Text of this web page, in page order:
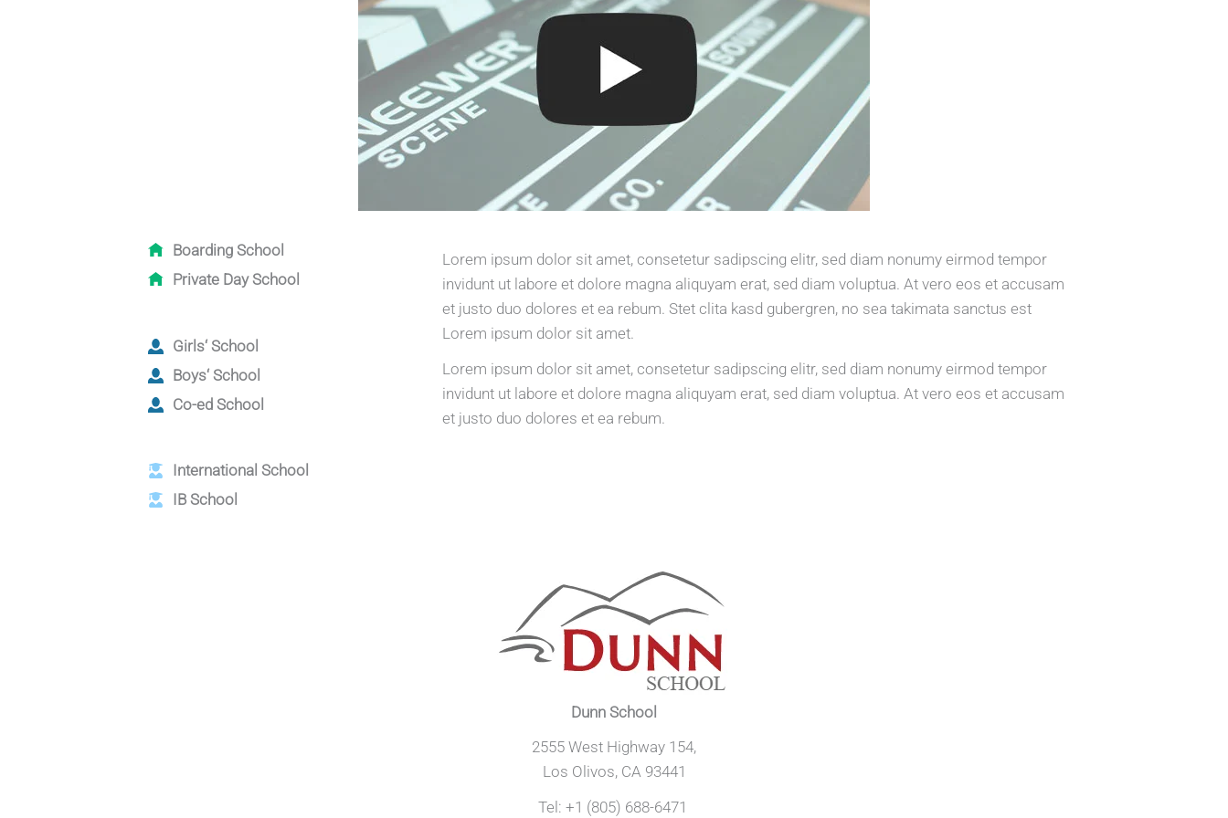
Boarding School
Private Day School
Girls‘ School
Boys‘ School
Co-ed School
International School
IB School
Lorem ipsum dolor sit amet, consetetur sadipscing elitr, sed diam nonumy eirmod tempor
invidunt ut labore et dolore magna aliquyam erat, sed diam voluptua. At vero eos et accusam
et justo duo dolores et ea rebum. Stet clita kasd gubergren, no sea takimata sanctus est
Lorem ipsum dolor sit amet.
Lorem ipsum dolor sit amet, consetetur sadipscing elitr, sed diam nonumy eirmod tempor
invidunt ut labore et dolore magna aliquyam erat, sed diam voluptua. At vero eos et accusam
et justo duo dolores et ea rebum.
Dunn School
2555 West Highway 154,
Los Olivos, CA 93441
Tel: +1 (805) 688-6471